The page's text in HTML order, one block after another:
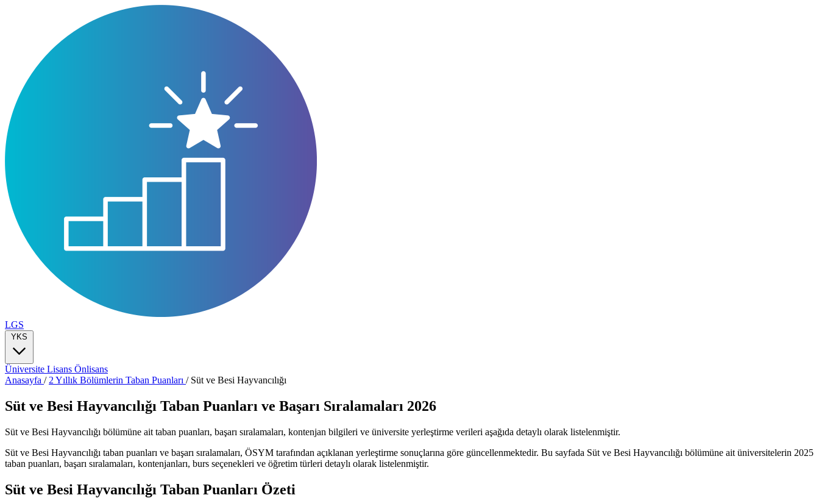
LGS
YKS
Üniversite Lisans Önlisans
Anasayfa / 2 Yıllık Bölümlerin Taban Puanları / Süt ve Besi Hayvancılığı
Süt ve Besi Hayvancılığı Taban Puanları ve Başarı Sıralamaları 2026
Süt ve Besi Hayvancılığı bölümüne ait taban puanları, başarı sıralamaları, kontenjan bilgileri ve üniversite yerleştirme verileri aşağıda detaylı olarak listelenmiştir.
Süt ve Besi Hayvancılığı taban puanları ve başarı sıralamaları, ÖSYM tarafından açıklanan yerleştirme sonuçlarına göre güncellenmektedir. Bu sayfada Süt ve Besi Hayvancılığı bölümüne ait üniversitelerin 2025
taban puanları, başarı sıralamaları, kontenjanları, burs seçenekleri ve öğretim türleri detaylı olarak listelenmiştir.
Süt ve Besi Hayvancılığı Taban Puanları Özeti